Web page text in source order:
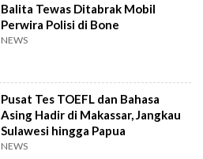
Balita Tewas Ditabrak Mobil
Perwira Polisi di Bone
NEWS
Pusat Tes TOEFL dan Bahasa
Asing Hadir di Makassar, Jangkau
Sulawesi hingga Papua
NEWS